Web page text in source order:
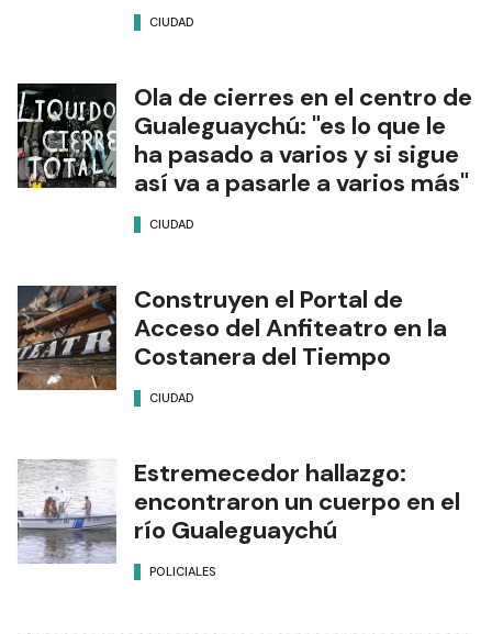
CIUDAD
Ola de cierres en el centro de
Gualeguaychú: "es lo que le
ha pasado a varios y si sigue
así va a pasarle a varios más"
CIUDAD
Construyen el Portal de
Acceso del Anfiteatro en la
Costanera del Tiempo
CIUDAD
Estremecedor hallazgo:
encontraron un cuerpo en el
río Gualeguaychú
POLICIALES